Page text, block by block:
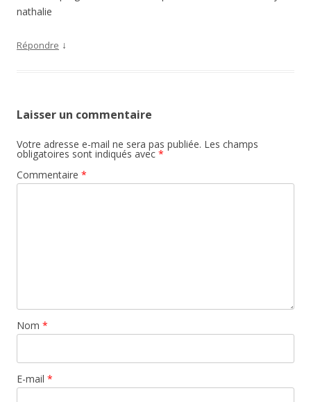
nathalie
Répondre ↓
Laisser un commentaire
Votre adresse e-mail ne sera pas publiée. Les champs
obligatoires sont indiqués avec *
Commentaire *
Nom *
E-mail *